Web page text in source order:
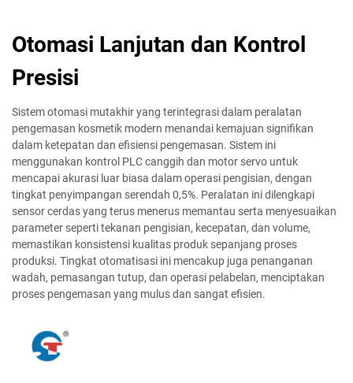
Otomasi Lanjutan dan Kontrol
Presisi
Sistem otomasi mutakhir yang terintegrasi dalam peralatan
pengemasan kosmetik modern menandai kemajuan signifikan
dalam ketepatan dan efisiensi pengemasan. Sistem ini
menggunakan kontrol PLC canggih dan motor servo untuk
mencapai akurasi luar biasa dalam operasi pengisian, dengan
tingkat penyimpangan serendah 0,5%. Peralatan ini dilengkapi
sensor cerdas yang terus menerus memantau serta menyesuaikan
parameter seperti tekanan pengisian, kecepatan, dan volume,
memastikan konsistensi kualitas produk sepanjang proses
produksi. Tingkat otomatisasi ini mencakup juga penanganan
wadah, pemasangan tutup, dan operasi pelabelan, menciptakan
proses pengemasan yang mulus dan sangat efisien.